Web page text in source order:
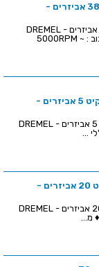
משחזת ציר נטענת 12V - קיט 38 אביזרים -
משחזת ציר נטענת 12V - קיט 38 אביזרים - DREMEL
8220 EXPERT KIT ♦ מהירות סיבוב : 5000RPM ~
משחזת ציר חשמלית 220V - קיט 5 אביזרים -
משחזת ציר חשמלית 220V - קיט 5 אביזרים - DREMEL
משחזת ציר נטענת 10.8V - קיט 20 אביזרים -
משחזת ציר נטענת 10.8V - קיט 20 אביזרים - DREMEL